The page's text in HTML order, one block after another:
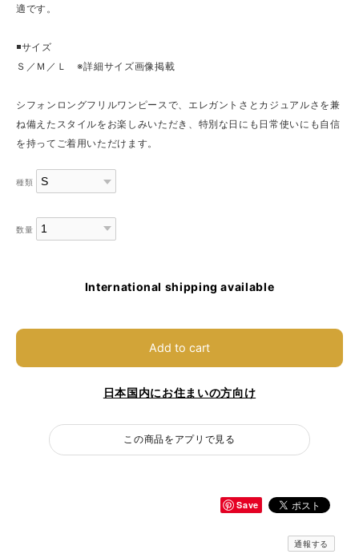
適です。
◾️サイズ
Ｓ／Ｍ／Ｌ ※詳細サイズ画像掲載
シフォンロングフリルワンピースで、エレガントさとカジュアルさを兼
ね備えたスタイルをお楽しみいただき、特別な日にも日常使いにも自信
を持ってご着用いただけます。
種類
数量
International shipping available
Add to cart
日本国内にお住まいの方向け
この商品をアプリで見る
Save
通報する